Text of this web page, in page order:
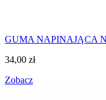
GUMA NAPINAJĄCA
34,00 zł
Zobacz